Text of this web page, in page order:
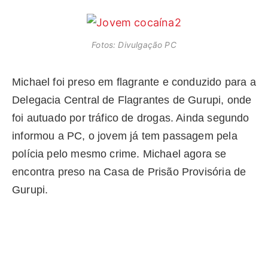
Fotos: Divulgação PC
Michael foi preso em flagrante e conduzido para a
Delegacia Central de Flagrantes de Gurupi, onde
foi autuado por tráfico de drogas. Ainda segundo
informou a PC, o jovem já tem passagem pela
polícia pelo mesmo crime. Michael agora se
encontra preso na Casa de Prisão Provisória de
Gurupi.